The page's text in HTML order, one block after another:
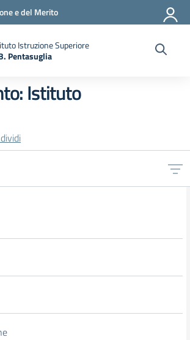
e del Merito
Istruzione Superiore
Pentasuglia
Visita la pagina iniziale della scuola
Istituto